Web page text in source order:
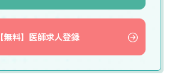
【無料】医師求人登録